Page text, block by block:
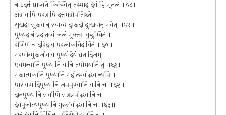
नाऽदत्तं प्राप्यते किञ्चित् तस्माद् देयं हि भूतले ॥५८॥
अत्र वापि परत्रापि दत्तमत्रोपतिष्ठते ।
सुखदः सुखवान् स्याच्च दुःखदो दुःखवान् भवेत् ॥५९॥
पुण्यदानं प्रदातव्यं जलं मुक्त्वा कुटुम्बिने ।
रोगिणे च दरिद्राय परलोकविदायिने ॥६०॥
मरणोन्मुखजीवाय पुण्यं देयं व्रतादिजम् ।
एवमन्यानि पुण्यानि यानि तपोमयानि तु ॥६१॥
मखात्मकानि पुण्यानि महोत्सवोद्भवान्यपि ।
पारायणादिपुण्यानि जपपुण्यानि यानि च ॥६२॥
दानपुण्यानि सर्वाणि सत्रप्रपोद्भवानि च ।
देवपूजोत्थपुण्यानि गुरुसेवोद्भवानि च ॥६३॥